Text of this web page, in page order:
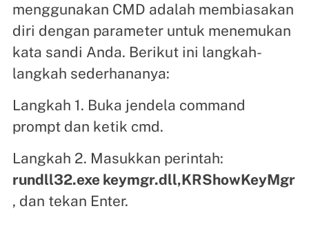
menggunakan CMD adalah membiasakan
diri dengan parameter untuk menemukan
kata sandi Anda. Berikut ini langkah-
langkah sederhananya:
Langkah 1. Buka jendela command
prompt dan ketik cmd.
Langkah 2. Masukkan perintah:
rundll32.exe keymgr.dll,KRShowKeyMgr
, dan tekan Enter.